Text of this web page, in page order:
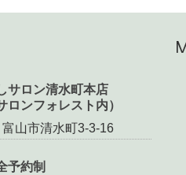
サロン清水町本店
ロンフォレスト内）
山市清水町3-3-16
予約制